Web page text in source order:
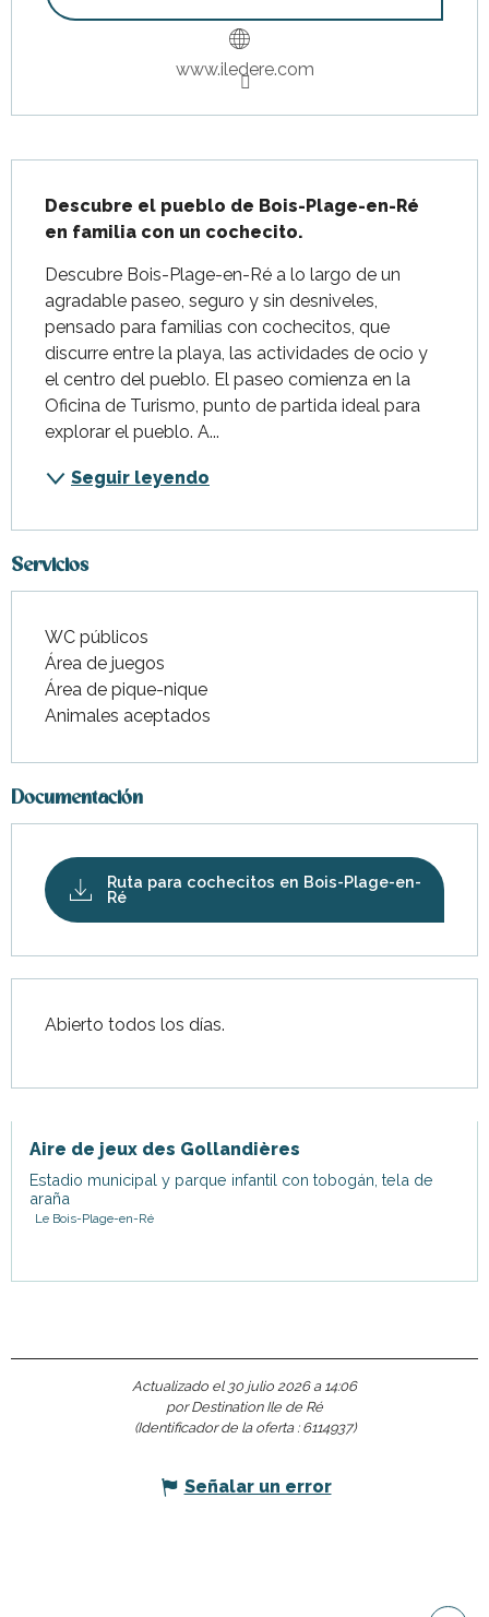
www.iledere.com
Descubre el pueblo de Bois-Plage-en-Ré
en familia con un cochecito.
Descubre Bois-Plage-en-Ré a lo largo de un
agradable paseo, seguro y sin desniveles,
pensado para familias con cochecitos, que
discurre entre la playa, las actividades de ocio y
el centro del pueblo. El paseo comienza en la
Oficina de Turismo, punto de partida ideal para
explorar el pueblo. A...
Seguir leyendo
Servicios
WC públicos
Área de juegos
Área de pique-nique
Animales aceptados
Documentación
Ruta para cochecitos en Bois-Plage-en-
Ré
Abierto todos los días.
Aire de jeux des Gollandières
Estadio municipal y parque infantil con tobogán, tela de
araña
Le Bois-Plage-en-Ré
Actualizado el 30 julio 2026 a 14:06
por Destination Ile de Ré
(Identificador de la oferta : 6114937)
Señalar un error